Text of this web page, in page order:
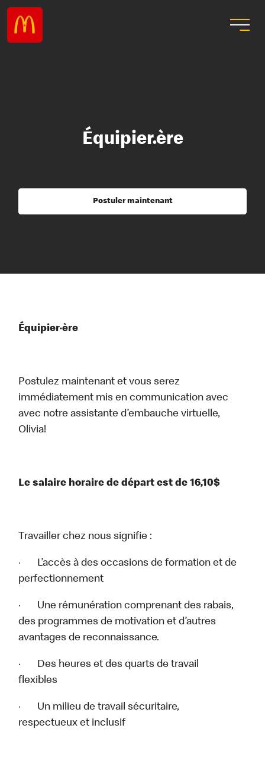
Équipier.ère
Postuler maintenant
Équipier·ère
Postulez maintenant et vous serez
immédiatement mis en communication avec
avec notre assistante d’embauche virtuelle,
Olivia!
Le salaire horaire de départ est de 16,10$
Travailler chez nous signifie :
· L’accès à des occasions de formation et de
perfectionnement
· Une rémunération comprenant des rabais,
des programmes de motivation et d’autres
avantages de reconnaissance.
· Des heures et des quarts de travail
flexibles
· Un milieu de travail sécuritaire,
respectueux et inclusif